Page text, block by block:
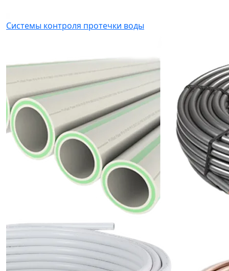
Системы контроля протечки воды